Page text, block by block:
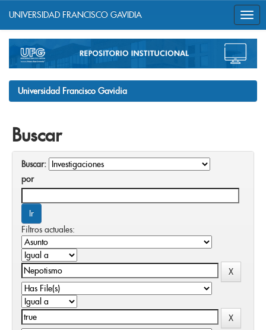
navigation
UNIVERSIDAD FRANCISCO GAVIDIA
Universidad Francisco Gavidia
Buscar
Buscar:
por
Filtros actuales: